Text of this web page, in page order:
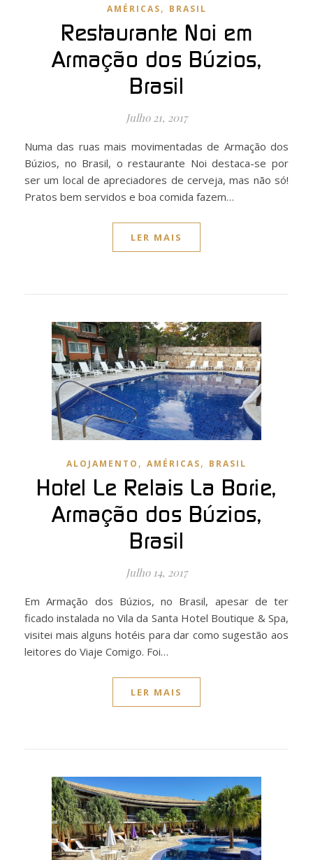
AMÉRICAS, BRASIL
Restaurante Noi em
Armação dos Búzios,
Brasil
Julho 21, 2017
Numa das ruas mais movimentadas de Armação dos
Búzios, no Brasil, o restaurante Noi destaca-se por
ser um local de apreciadores de cerveja, mas não só!
Pratos bem servidos e boa comida fazem…
LER MAIS
ALOJAMENTO , AMÉRICAS, BRASIL
Hotel Le Relais La Borie,
Armação dos Búzios,
Brasil
Julho 14, 2017
Em Armação dos Búzios, no Brasil, apesar de ter
ficado instalada no Vila da Santa Hotel Boutique & Spa,
visitei mais alguns hotéis para dar como sugestão aos
leitores do Viaje Comigo. Foi…
LER MAIS